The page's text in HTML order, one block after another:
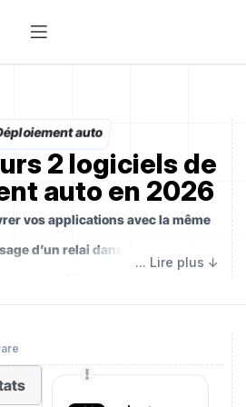
auto
2 logiciels de
auto en 2026
vos applications avec la même
d’un relai dans une course
moderne, où chaque minute
le chef d’orchestre silencieux
note